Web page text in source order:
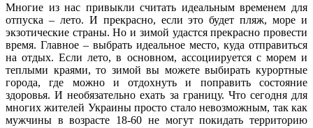
Многие из нас привыкли считать идеальным временем для
отпуска – лето. И прекрасно, если это будет пляж, море и
экзотические страны. Но и зимой удастся прекрасно провести
время. Главное – выбрать идеальное место, куда отправиться
на отдых. Если лето, в основном, ассоциируется с морем и
теплыми краями, то зимой вы можете выбирать курортные
города, где можно и отдохнуть и поправить состояние
здоровья. И необязательно ехать за границу. Что сегодня для
многих жителей Украины просто стало невозможным, так как
мужчины в возрасте 18-60 не могут покидать территорию